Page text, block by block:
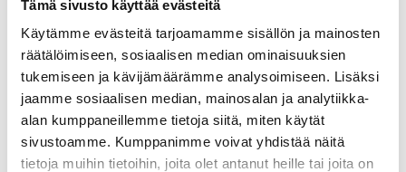
Tämä sivusto käyttää evästeitä
Käytämme evästeitä tarjoamamme sisällön ja mainosten
räätälöimiseen, sosiaalisen median ominaisuuksien
tukemiseen ja kävijämäärämme analysoimiseen. Lisäksi
jaamme sosiaalisen median, mainosalan ja analytiikka-
alan kumppaneillemme tietoja siitä, miten käytät
sivustoamme. Kumppanimme voivat yhdistää näitä
tietoja muihin tietoihin, joita olet antanut heille tai joita on
connectors
accessories
määrä
TuotekoodiCRH24
Osasto ILME -moninapaliittimet
Toimitusaika: 1-7 päivää
Toimituskulut 35kg:n asti 25€.
Yli 35kg:n toimituskulut toteutuneiden kulujen mukaan.